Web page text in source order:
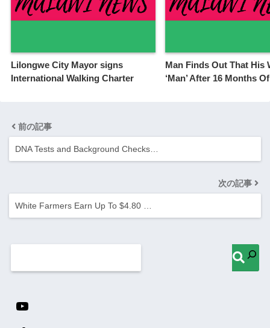
Lilongwe City Mayor signs
International Walking Charter
Man Finds Out That His
‘Man’ After 16 Months
前の記事
DNA Tests and Background Checks…
次の記事
White Farmers Earn Up To $4.80 …